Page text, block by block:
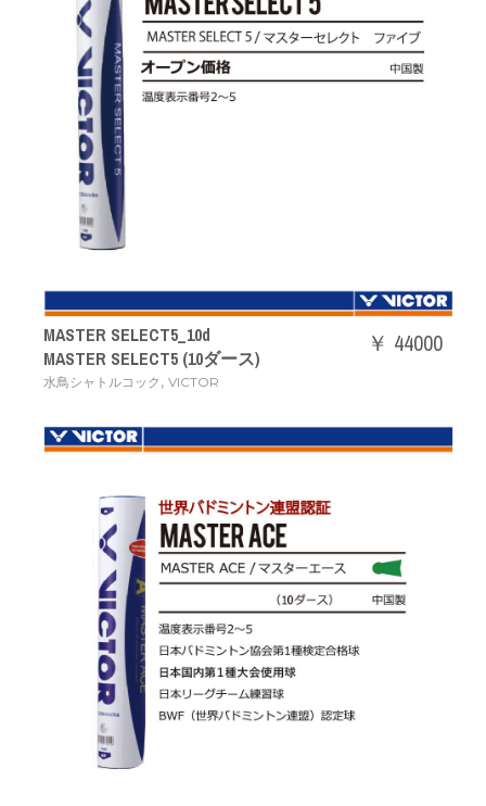
MASTER SELECT5_10d
MASTER SELECT5 (10ダース)
水鳥シャトルコック , VICTOR
￥ 44000